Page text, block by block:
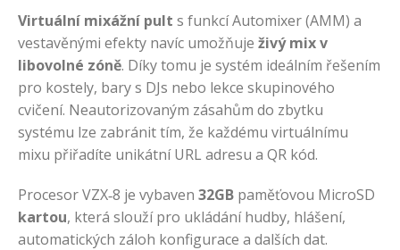
Virtuální mixážní pult s funkcí Automixer (AMM) a
vestavěnými efekty navíc umožňuje živý mix v
libovolné zóně. Díky tomu je systém ideálním řešením
pro kostely, bary s DJs nebo lekce skupinového
cvičení. Neautorizovaným zásahům do zbytku
systému lze zabránit tím, že každému virtuálnímu
mixu přiřadíte unikátní URL adresu a QR kód.
Procesor VZX‑8 je vybaven 32GB paměťovou MicroSD
kartou, která slouží pro ukládání hudby, hlášení,
automatických záloh konfigurace a dalších dat.